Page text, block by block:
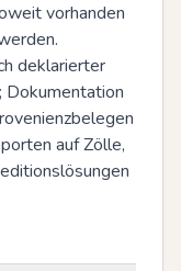
vorhanden
deklarierter
Dokumentation
auf Zölle,